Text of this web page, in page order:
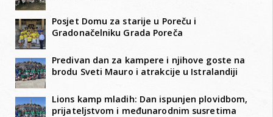
Posjet Domu za starije u Poreču i
Gradonačelniku Grada Poreča
Predivan dan za kampere i njihove goste na
brodu Sveti Mauro i atrakcije u Istralandiji
Lions kamp mladih: Dan ispunjen plovidbom,
prijateljstvom i međunarodnim susretima